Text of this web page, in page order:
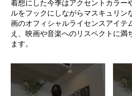
着想にした今季はアクセントカラー
ルをフックにしながらマスキュリン
画のオフィシャルライセンスアイテ
え、映画や音楽へのリスペクトに満
ます。